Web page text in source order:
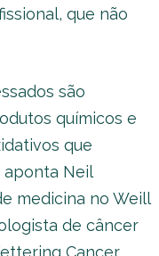
que não
são
químicos e
que
aponta Neil
medicina no Weill
de câncer
Cancer